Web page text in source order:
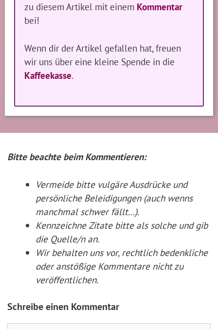
zu diesem Artikel mit einem Kommentar
bei!
Wenn dir der Artikel gefallen hat, freuen
wir uns über eine kleine Spende in die
Kaffeekasse.
Bitte beachte beim Kommentieren:
Vermeide bitte vulgäre Ausdrücke und
persönliche Beleidigungen (auch wenns
manchmal schwer fällt...).
Kennzeichne Zitate bitte als solche und gib
die Quelle/n an.
Wir behalten uns vor, rechtlich bedenkliche
oder anstößige Kommentare nicht zu
veröffentlichen.
Schreibe einen Kommentar